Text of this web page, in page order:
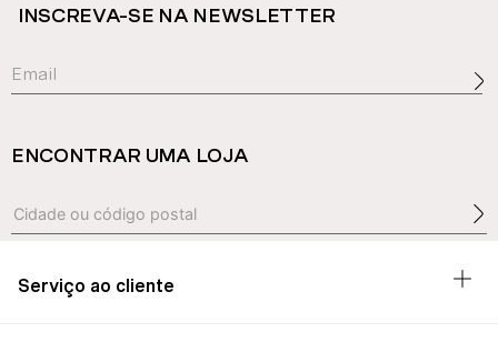
INSCREVA-SE NA NEWSLETTER
ENCONTRAR UMA LOJA
Serviço ao cliente